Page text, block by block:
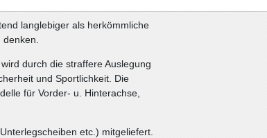
langlebiger als herkömmliche
durch die straffere Auslegung
und Sportlichkeit. Die
für Vorder- u. Hinterachse,
etc.) mitgeliefert.